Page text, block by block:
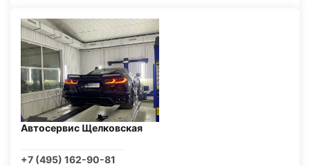
Автосервис Щелковская
+7 (495) 162-90-81